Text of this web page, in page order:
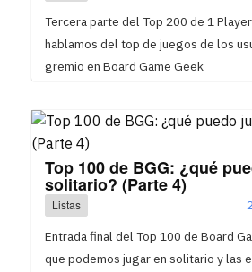
Tercera parte del Top 200 de 1
hablamos del top de juegos de los
gremio en Board Game Geek
Top 100 de BGG: ¿qué
solitario? (Parte 4)
Listas
Entrada final del Top 100 de Board
que podemos jugar en solitario y las